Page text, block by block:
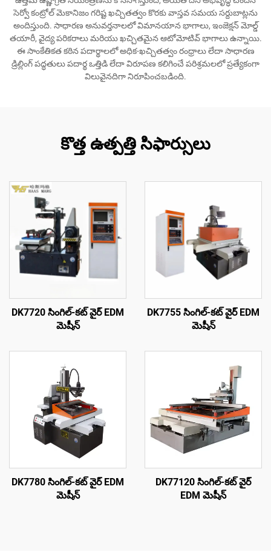
సెర్వో కంట్రోల్ మెకానిజం గరిష్ట ఖచ్చితత్వం కొరకు వాస్తవ సమయ సర్దుబాట్లను
అందిస్తుంది. సాధారణ అనువర్తనాలలో విమానయాన భాగాలు, ఇంజెక్షన్ మోల్డ్
తయారీ, వైద్య పరికరాలు మరియు ఖచ్చితమైన ఆటోమోటివ్ భాగాలు ఉన్నాయి.
ఈ సాంకేతికత కఠిన పదార్థాలలో అధిక-ఖచ్చితత్వం రంధ్రాలు లేదా సాధారణ
డ్రిల్లింగ్ పద్ధతులు పదార్థ ఒత్తిడి లేదా విరూపణ కలిగించే పరిశ్రమలలో ప్రత్యేకంగా
విలువైనదిగా నిరూపించబడింది.
కొత్త ఉత్పత్తి సిఫార్సులు
DK7720 సింగిల్-కట్ వైర్ EDM
మెషీన్
DK7755 సింగిల్-కట్ వైర్ EDM
మెషీన్
DK7780 సింగిల్-కట్ వైర్ EDM
మెషీన్
DK77120 సింగిల్-కట్ వైర్
EDM మెషీన్